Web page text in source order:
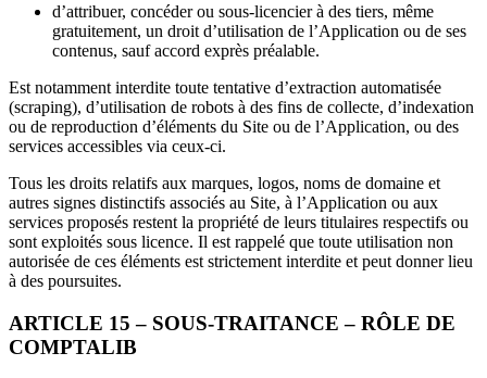
d’attribuer, concéder ou sous-licencier à des tiers, même
gratuitement, un droit d’utilisation de l’Application ou de ses
contenus, sauf accord exprès préalable.
Est notamment interdite toute tentative d’extraction automatisée
(scraping), d’utilisation de robots à des fins de collecte, d’indexation
ou de reproduction d’éléments du Site ou de l’Application, ou des
services accessibles via ceux-ci.
Tous les droits relatifs aux marques, logos, noms de domaine et
autres signes distinctifs associés au Site, à l’Application ou aux
services proposés restent la propriété de leurs titulaires respectifs ou
sont exploités sous licence. Il est rappelé que toute utilisation non
autorisée de ces éléments est strictement interdite et peut donner lieu
à des poursuites.
ARTICLE 15 – SOUS-TRAITANCE – RÔLE DE
COMPTALIB